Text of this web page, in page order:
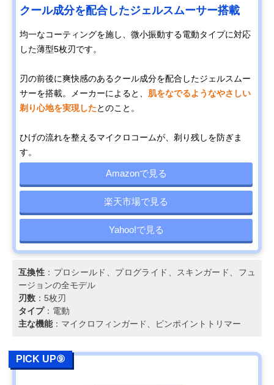
クール成分を配合したジェルスムーサー搭載
均一なコーティングを施し、微小振動する電動タイプに対応
した薄型5枚刃です。
刃の前後に爽快感のあるクール成分を配合したジェルスムー
サーを搭載。メーカーによると、 肌をなでるようなやさしい
剃り心地を実現したとのこと。
ひげの流れを整えるマイクロコームが、剃り残しを防ぎま
す。
Amazonで見る
楽天市場で見る
Yahoo!で見る
互換性 ：プロシールド、プログライド、スキンガード、フュ
ージョンの全モデル
刃数 ：5枚刃
タイプ：電動
主な機能：マイクロフィンガード、ピンポイントトリマー
PICK UP⑨